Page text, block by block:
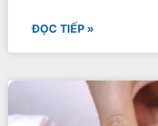
ĐỌC TIẾP »